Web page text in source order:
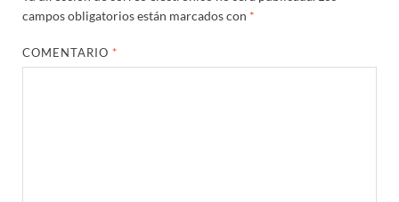
campos obligatorios están marcados con *
COMENTARIO *